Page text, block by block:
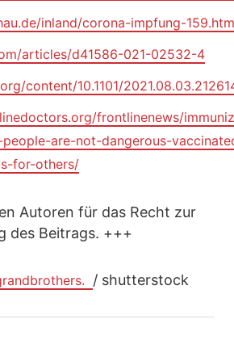
inland/corona-impfung-
articles/d41586-021-02532-4
content/10.1101/
frontlinenews/
are-not-dangerous-
for-others/
Autoren für das Recht zur
des Beitrags. +++
/ shutterstock